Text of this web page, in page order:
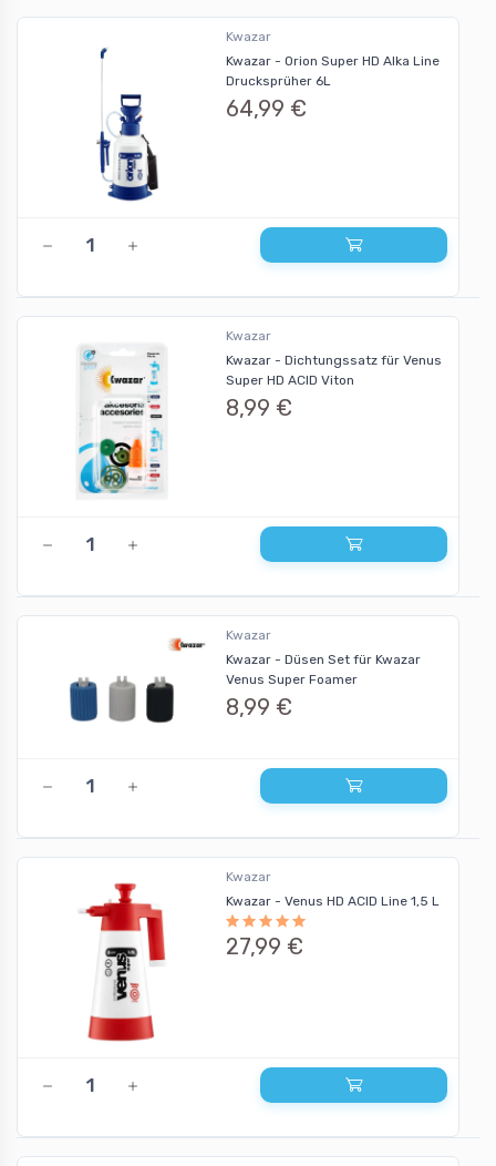
Kwazar
Kwazar - Orion Super HD Alka Line
Drucksprüher 6L
64,99 €
Kwazar
Kwazar - Dichtungssatz für Venus
Super HD ACID Viton
8,99 €
Kwazar
Kwazar - Düsen Set für Kwazar
Venus Super Foamer
8,99 €
Kwazar
Kwazar - Venus HD ACID Line 1,5 L
27,99 €